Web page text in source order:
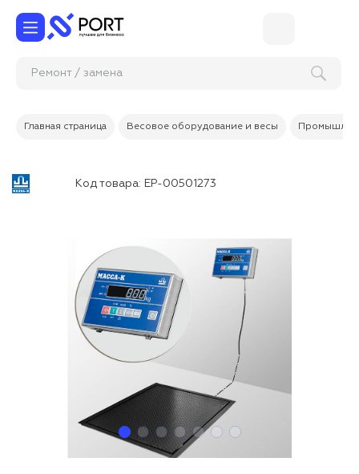
Ремонт / з
Главная страница Весовое оборудование и весы
Код товара: ЕР-00501273